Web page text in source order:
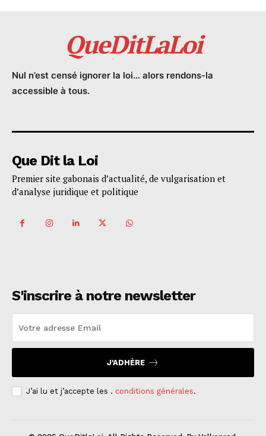
QueDitLaLoi
Nul n’est censé ignorer la loi… alors rendons-la
accessible à tous.
Que Dit la Loi
Premier site gabonais d’actualité, de vulgarisation et
d’analyse juridique et politique
S'inscrire à notre newsletter
J'ADHÈRE
J’ai lu et j’accepte les . conditions générales.